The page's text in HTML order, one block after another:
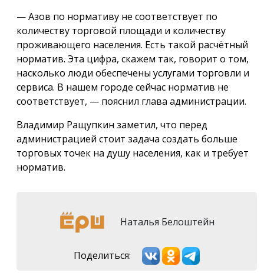
— Азов по нормативу не соответствует по
количеству торговой площади и количеству
проживающего населения. Есть такой расчётный
норматив. Эта цифра, скажем так, говорит о том,
насколько люди обеспечены услугами торговли и
сервиса. В нашем городе сейчас норматив не
соответствует, — пояснил глава администрации.
Владимир Ращупкин заметил, что перед
администрацией стоит задача создать больше
торговых точек на душу населения, как и требует
норматив.
Наталья Белоштейн
Поделиться: